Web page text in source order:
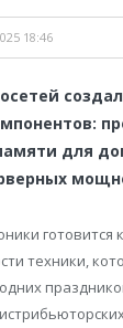
18:46
для
готовится
техники,